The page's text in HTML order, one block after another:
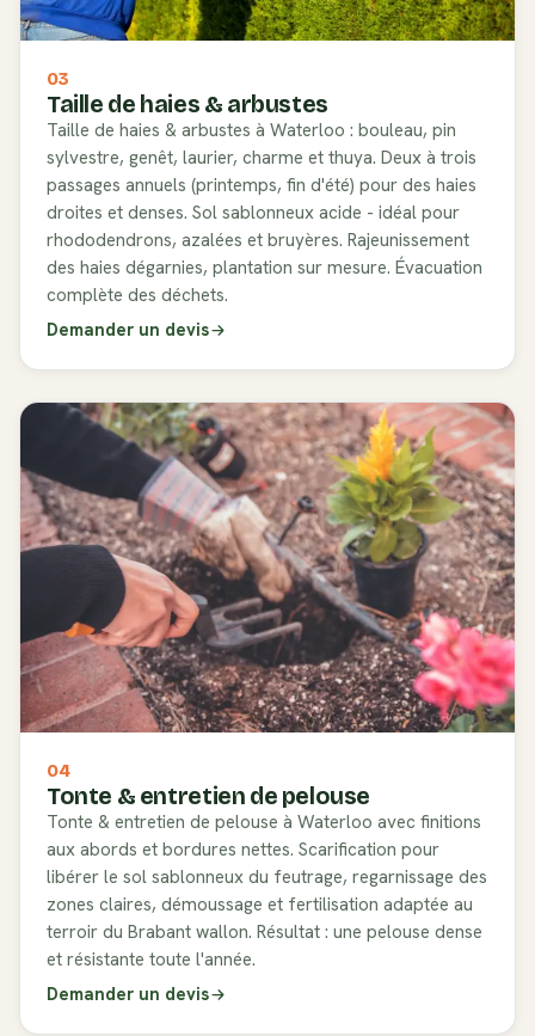
03
Taille de haies & arbustes
Taille de haies & arbustes à Waterloo : bouleau, pin
sylvestre, genêt, laurier, charme et thuya. Deux à trois
passages annuels (printemps, fin d'été) pour des haies
droites et denses. Sol sablonneux acide - idéal pour
rhododendrons, azalées et bruyères. Rajeunissement
des haies dégarnies, plantation sur mesure. Évacuation
complète des déchets.
Demander un devis
04
Tonte & entretien de pelouse
Tonte & entretien de pelouse à Waterloo avec finitions
aux abords et bordures nettes. Scarification pour
libérer le sol sablonneux du feutrage, regarnissage des
zones claires, démoussage et fertilisation adaptée au
terroir du Brabant wallon. Résultat : une pelouse dense
et résistante toute l'année.
Demander un devis